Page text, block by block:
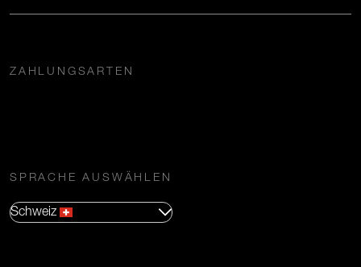
ZAHLUNGSARTEN
SPRACHE AUSWÄHLEN
Schweiz